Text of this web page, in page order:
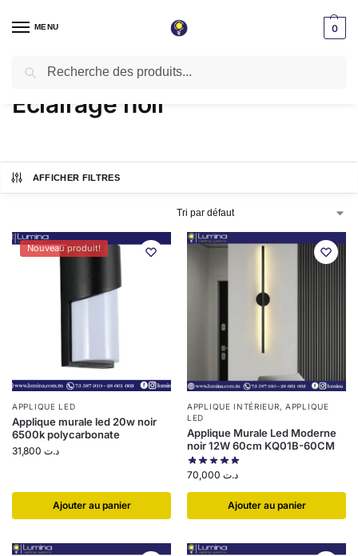
MENU 0
Accueil / Produits identifiés “Éclairage noir”
Éclairage noir
AFFICHER FILTRES
Nouveau produit!
APPLIQUE LED
Applique murale led 20w noir
6500k polycarbonate
د.ت
Ajouter au panier
APPLIQUE INTÉRIEUR,APPLIQUE
LED
Applique Murale Led Moderne
noir 12W 60cm KQ01B-60CM
د.ت
Ajouter au panier